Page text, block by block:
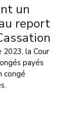
un
report
la Cour
payés
congé